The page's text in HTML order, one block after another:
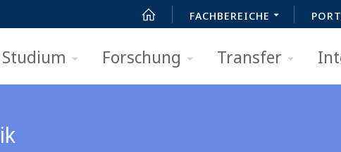
FACHBEREICHE
Studium Forschung Transfer